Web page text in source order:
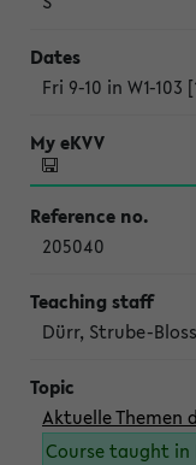
Fri 9-10 in W1-103
205040
Dürr, Strube-Bloss
Aktuelle Themen
Course taught in